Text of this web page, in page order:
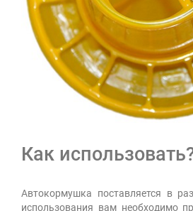
Как
Автокормушка поставляется в
использования вам необходимо